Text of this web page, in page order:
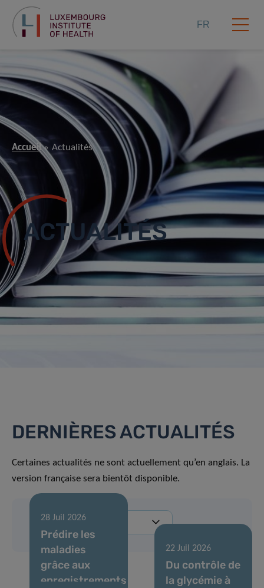
FR
Accueil Actualités
ACTUALITÉS
DERNIÈRES ACTUALITÉS
Certaines actualités ne sont actuellement qu’en anglais. La
version française sera bientôt disponible.
28 Juil 2026
Prédire les
maladies
grâce aux
enregistrements
22 Juil 2026
Du contrôle de
la glycémie à